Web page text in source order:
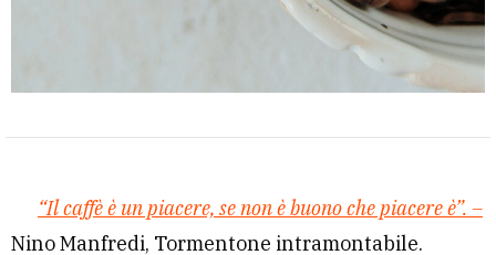
“Il caffè è un piacere, se non è buono che piacere è”. –
Nino Manfredi, Tormentone intramontabile.